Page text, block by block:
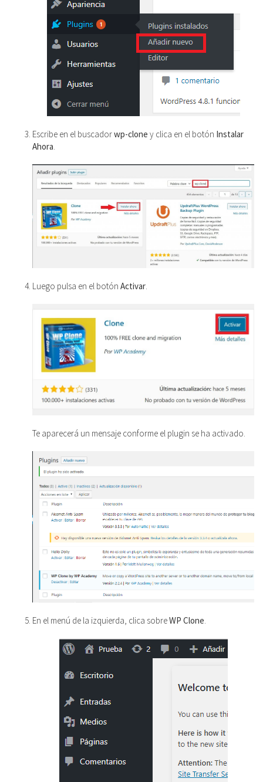
Escribe en el buscadorwp-clone y clica en el botón Instalar
Ahora.
Luego pulsa en el botón Activar
Te aparecerá un mensaje conforme el plugin se ha activado.
En el menú de la izquierda, clica sobreWP Clone.